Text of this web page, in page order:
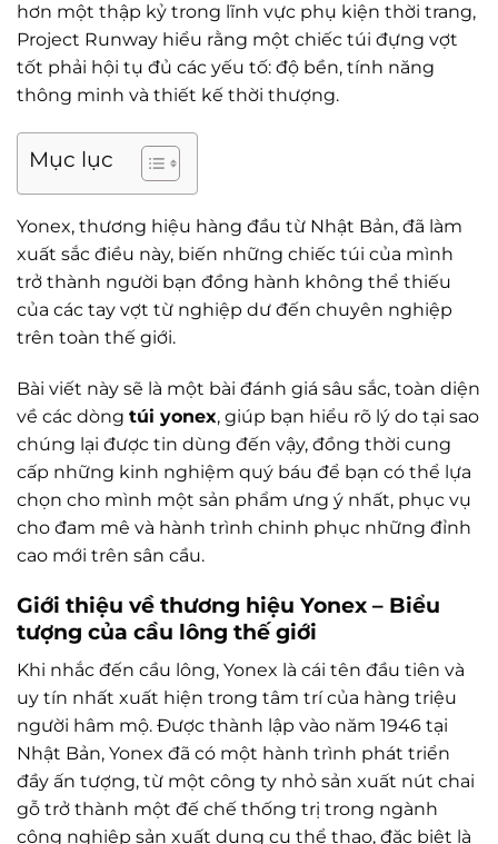
hơn một thập kỷ trong lĩnh vực phụ kiện thời trang,
Project Runway hiểu rằng một chiếc túi đựng vợt
tốt phải hội tụ đủ các yếu tố: độ bền, tính năng
thông minh và thiết kế thời thượng.
Mục lục
Yonex, thương hiệu hàng đầu từ Nhật Bản, đã làm
xuất sắc điều này, biến những chiếc túi của mình
trở thành người bạn đồng hành không thể thiếu
của các tay vợt từ nghiệp dư đến chuyên nghiệp
trên toàn thế giới.
Bài viết này sẽ là một bài đánh giá sâu sắc, toàn diện
về các dòng túi yonex, giúp bạn hiểu rõ lý do tại sao
chúng lại được tin dùng đến vậy, đồng thời cung
cấp những kinh nghiệm quý báu để bạn có thể lựa
chọn cho mình một sản phẩm ưng ý nhất, phục vụ
cho đam mê và hành trình chinh phục những đỉnh
cao mới trên sân cầu.
Giới thiệu về thương hiệu Yonex – Biểu
tượng của cầu lông thế giới
Khi nhắc đến cầu lông, Yonex là cái tên đầu tiên và
uy tín nhất xuất hiện trong tâm trí của hàng triệu
người hâm mộ. Được thành lập vào năm 1946 tại
Nhật Bản, Yonex đã có một hành trình phát triển
đầy ấn tượng, từ một công ty nhỏ sản xuất nút chai
gỗ trở thành một đế chế thống trị trong ngành
công nghiệp sản xuất dụng cụ thể thao, đặc biệt là